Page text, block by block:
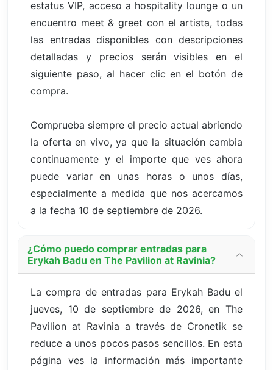
estatus VIP, acceso a hospitality lounge o un
encuentro meet & greet con el artista, todas
las entradas disponibles con descripciones
detalladas y precios serán visibles en el
siguiente paso, al hacer clic en el botón de
compra.
Comprueba siempre el precio actual abriendo
la oferta en vivo, ya que la situación cambia
continuamente y el importe que ves ahora
puede variar en unas horas o unos días,
especialmente a medida que nos acercamos
a la fecha 10 de septiembre de 2026.
¿Cómo puedo comprar entradas para
Erykah Badu en The Pavilion at Ravinia?
La compra de entradas para Erykah Badu el
jueves, 10 de septiembre de 2026, en The
Pavilion at Ravinia a través de Cronetik se
reduce a unos pocos pasos sencillos. En esta
página ves la información más importante